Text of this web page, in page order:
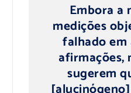
Embora a
medições
falhado em
afirmações,
sugerem